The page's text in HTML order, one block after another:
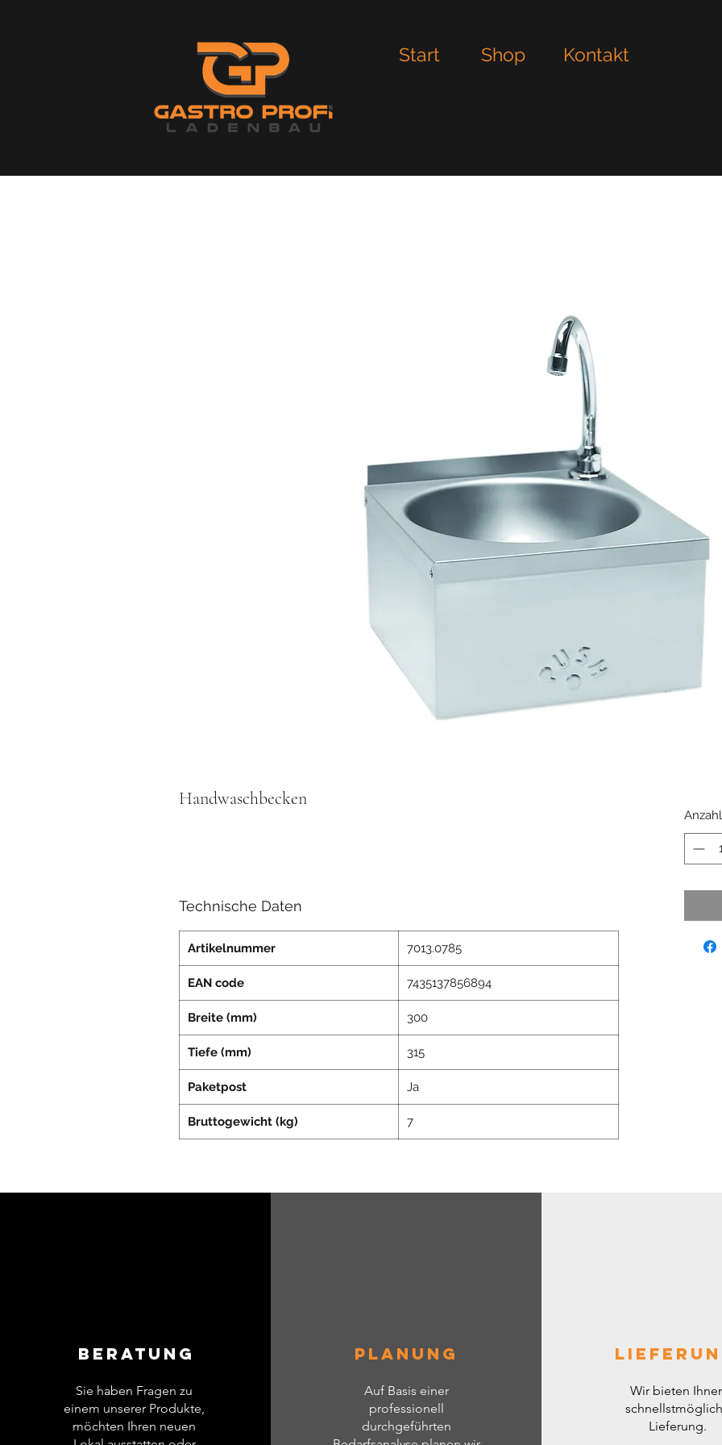
Start Shop Kontakt
Handwaschbecken
Technische Daten
Artikelnummer 7013.0785
EAN code 7435137856894
Breite (mm) 300
Tiefe (mm) 315
Paketpost Ja
Bruttogewicht (kg) 7
Anzahl
Beratung
Sie haben Fragen zu
einem unserer Produkte,
möchten Ihren neuen
Planung
Auf Basis einer
professionell
durchgeführten
Wir bieten
Lieferung.